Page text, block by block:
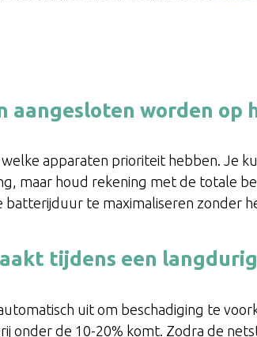
aangesloten worden op
apparaten prioriteit hebben. Je
maar houd rekening met de totale
te maximaliseren zonder
tijdens een
uit om beschadiging te
onder de 10-20% komt. Zodra de